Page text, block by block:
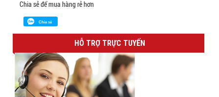
Chia sẻ để mua hàng rẻ hơn
Chia sẻ
HỖ TRỢ TRỰC TUYẾN